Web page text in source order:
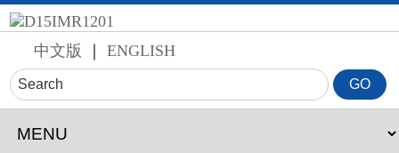
中文版 ｜ ENGLISH